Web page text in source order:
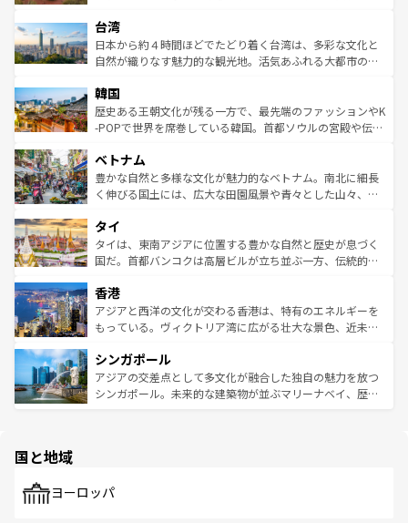
ならではの贅沢な旅のスタイルだ。 なお、新着のアメリカ
情報はコンテンツ一覧を参照してほしい。
れるおもてなしの心で訪れる人々を迎えてくれるハワイの
人々、おいしいローカルフードやハワイアンミュージッ
ク、伝統的なフラダンスなど、すべてがハワイの魅力を彩
ワイを、存分に味わってほしい。 なお、新着のハワイ情報
はコンテンツ一覧を参照してほしい。
リアリーフや大陸中央部にそびえるウルル（エアーズロッ
ク）、タスマニアの美しい原生林やケアンズの熱帯雨林な
ど、見どころがたくさん。また、カフェやワイン、オージ
いる。アクティビティも充実しており、サーフィンやダイ
ビング、ハイキングなど、アウトドア好きにはたまらな
い。オーストラリアの多彩な魅力を存分に味わいつくそ
参照してほしい。
台湾
日本から約４時間ほどでたどり着く台湾は、多彩な文化と
自然が織りなす魅力的な観光地。活気あふれる大都市の台
ン）、静ひつな山岳地帯である台湾東部など、都市の喧騒
と山間の静けさが共存しており、訪れる人に新しい発見と
驚きをもたらしてくれる。また、奥深い台湾の食文化も魅
容にもいいと評判のスイーツなど、バラエティ豊かな料理
が味わえる。 なお、新着の台湾情報は コンテンツ一覧を参
照してほしい。
韓国
歴史ある王朝文化が残る一方で、最先端のファッションやK
-POPで世界を席巻している韓国。首都ソウルの宮殿や伝統
き、地方に足を延ばせば四季折々の自然美を楽しむことが
できる。そして、キムチや焼肉、絶品のストリートフード
まで、さまざまな韓国料理が待っている。夜には、韓国な
リティに包まれながら、韓国の多彩な魅力を心ゆくまで味
わってみてほしい。 なお、新着の韓国情報はコンテンツ一
覧を参照してほしい。
ベトナム
豊かな自然と多様な文化が魅力的なベトナム。南北に細長
く伸びる国土には、広大な田園風景や青々とした山々、世
急速な発展と共に伝統が息づく。ハノイの古い町並みやホ
ーチミン市のフランス統治時代の建物も、独特の雰囲気を
醸し出している。また、バラエティの豊かさとおいしさで
とつ。フォーやバインミー、ベトナムコーヒーなどは、ぜ
ひ現地で味わいたい。どの地域を訪れてもあたたかい人々
が旅行者を迎えてくれるので、きっと忘れられない旅にな
参照してほしい。
タイ
タイは、東南アジアに位置する豊かな自然と歴史が息づく
国だ。首都バンコクは高層ビルが立ち並ぶ一方、伝統的な
の活気が交差している。北部ではチェンマイなどの山岳地
帯で自然と触れ合い、南部ではプーケットやクラビの美し
いビーチでリゾート気分を楽しむことができる。タイ料理
激する。気候は一年中温暖で、どの季節にも異なる楽しみ
が待っている。親しみやすいタイの人々、仏教を中心とし
た文化、そして多様な観光資源が、訪れる旅人を魅了し続
香港
アジアと西洋の文化が交わる香港は、特有のエネルギーを
もっている。ヴィクトリア湾に広がる壮大な景色、近未来
み、どこを訪れても感動するはず。観光スポットが密集し
ており、効率よく見どころを回れるのも魅力。息をのむよ
うな絶景から文化的な体験まで、香港を存分に楽しみ尽く
シンガポール
アジアの交差点として多文化が融合した独自の魅力を放つ
シンガポール。未来的な建築物が並ぶマリーナベイ、歴史
で、ホーカーズは地元の風情を楽しめる外せないスポット
国と地域
ヨーロッパ